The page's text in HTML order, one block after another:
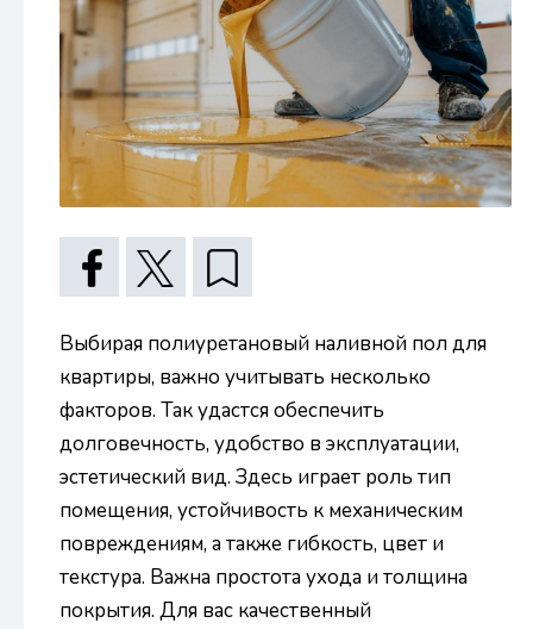
Выбирая полиуретановый наливной пол для
квартиры, важно учитывать несколько
факторов. Так удастся обеспечить
долговечность, удобство в эксплуатации,
эстетический вид. Здесь играет роль тип
помещения, устойчивость к механическим
повреждениям, а также гибкость, цвет и
текстура. Важна простота ухода и толщина
покрытия. Для вас качественный